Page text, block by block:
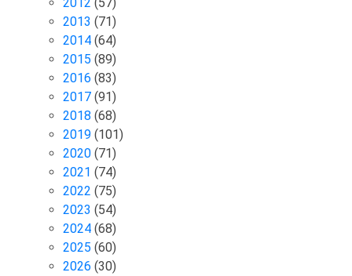
2013 (71)
2014 (64)
2015 (89)
2016 (83)
2017 (91)
2018 (68)
2019 (101)
2020 (71)
2021 (74)
2022 (75)
2023 (54)
2024 (68)
2025 (60)
2026 (30)